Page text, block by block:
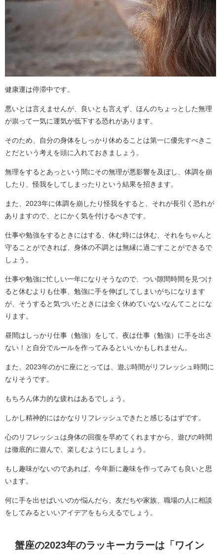
健康運は停滞中です。
悪いとは言えませんが、良いとも言えず、ほんのちょっとした無理
が祟って一気に運気が低下する恐れがあります。
そのため、自分の身体をしっかり休めることは第一に優先すべきこ
とだという考えを頭に入れておきましょう。
無理をするとあっという間にその無理が悪影響を及ぼし、体調を崩
したり、怪我をしてしまったりという結果を招きます。
また、2023年に体調を崩したり怪我をすると、それが長引く恐れが
ありますので、とにかく気を付けるべきです。
仕事や勉強をするときにはする、休む時には休む、それをちゃんと
守ることができれば、身体の不調とは無縁に過ごすことができるで
しょう。
仕事や勉強に忙しい一年になりそうなので、つい隙間時間を見つけ
ると休むよりも仕事、勉強に手を伸ばしてしまいがちになります
が、そうすると気づいたときには全く休めていないなんてことにな
ります。
昼間はしっかり仕事（勉強）をして、夜は仕事（勉強）に手を出さ
ない！と自分でルールを作ってみるといいかもしれません。
また、2023年のかに座にとっては、遊ぶ時間がリフレッシュ時間に
なりそうです。
もちろん体力的な疲れはあるでしょう。
しかし精神的にはかなりリフレッシュできたと感じるはずです。
心のリフレッシュは身体の回復を早めてくれますから、遊びの時間
は徹底的に遊んで、楽しむようにしましょう。
もし趣味がないのであれば、今年新に趣味を作ってみても良いと思
います。
何に手を出せばいいのか悩んだら、友だちや家族、職場の人に相談
をしてみるといいアイデアをもらえるでしょう。
蟹座の2023年のラッキーカラーは「ワイン